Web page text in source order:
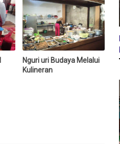
Nguri uri Budaya Melalui
Kulineran